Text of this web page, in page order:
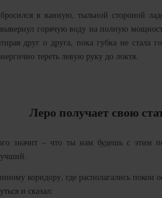
в ванную, тыльной стороной
горячую воду на полную
друг о друга, пока губка не стала
тереть левую руку до локтя.
Леро получает свою
значит – что ты нам будешь с этим
коридору, где располагались покои
и сказал: